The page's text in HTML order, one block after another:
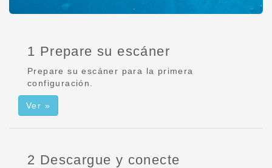
1 Prepare su escáner
Prepare su escáner para la primera
configuración.
Ver »
2 Descargue y conecte